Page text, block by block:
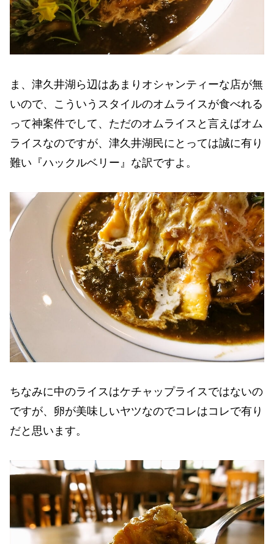
ま、津久井湖ら辺はあまりオシャンティーな店が無
いので、こういうスタイルのオムライスが食べれる
って神案件でして、ただのオムライスと言えばオム
ライスなのですが、津久井湖民にとっては誠に有り
難い『ハックルベリー』な訳ですよ。
ちなみに中のライスはケチャップライスではないの
ですが、卵が美味しいヤツなのでコレはコレで有り
だと思います。